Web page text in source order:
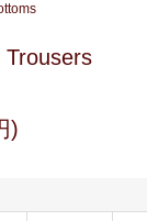
Trousers
)